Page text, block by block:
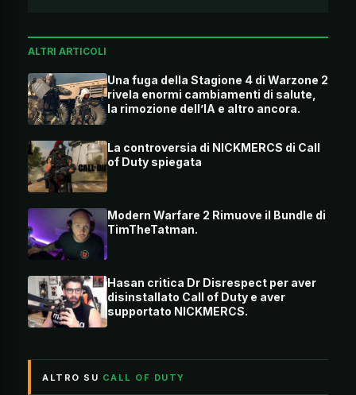
ALTRI ARTICOLI
Una fuga della Stagione 4 di Warzone 2
rivela enormi cambiamenti di salute,
la rimozione dell’IA e altro ancora.
La controversia di NICKMERCS di Call
of Duty spiegata
Modern Warfare 2 Rimuove il Bundle di
TimTheTatman.
Hasan critica Dr Disrespect per aver
disinstallato Call of Duty e aver
supportato NICKMERCS.
ALTRO SU CALL OF DUTY